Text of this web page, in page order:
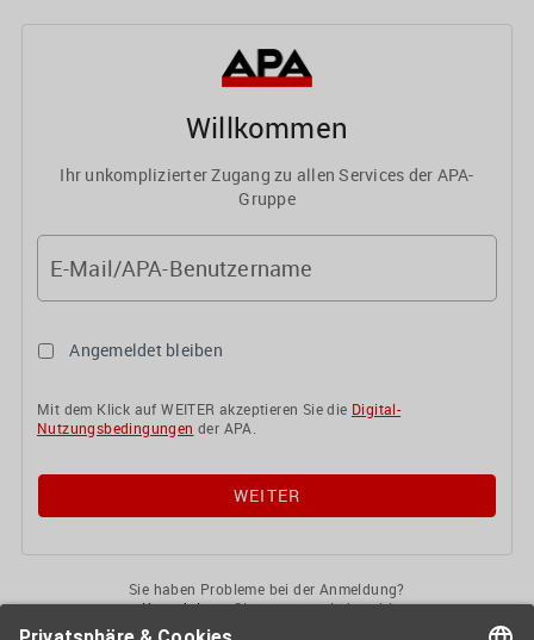
Willkommen
Ihr unkomplizierter Zugang zu allen Services der APA-
Gruppe
E-Mail/APA-Benutzername
Angemeldet bleiben
Mit dem Klick auf WEITER akzeptieren Sie die Digital-
Nutzungsbedingungen der APA.
Sie haben Probleme bei der Anmeldung?
KontaktierenSie uns gerne jederzeit!